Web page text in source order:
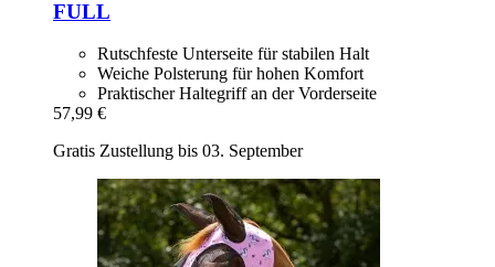
FULL
Rutschfeste Unterseite für stabilen Halt
Weiche Polsterung für hohen Komfort
Praktischer Haltegriff an der Vorderseite
57,99 €
Gratis Zustellung bis 03. September